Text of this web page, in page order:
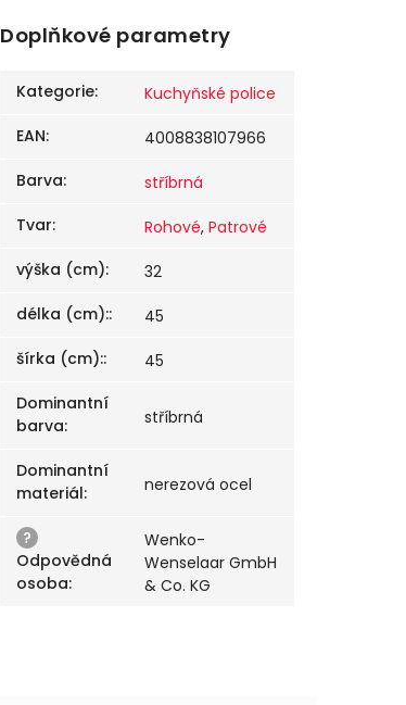
Doplňkové parametry
Kategorie:
Kuchyňské police
EAN:
4008838107966
Barva:
stříbrná
Tvar: Rohové,Patrové
výška (cm):
32
délka (cm)::
45
šírka (cm)::
45
Dominantní
barva: stříbrná
Dominantní
materiál: nerezová ocel
?
Odpovědná
osoba:
Wenko-
Wenselaar GmbH
& Co. KG